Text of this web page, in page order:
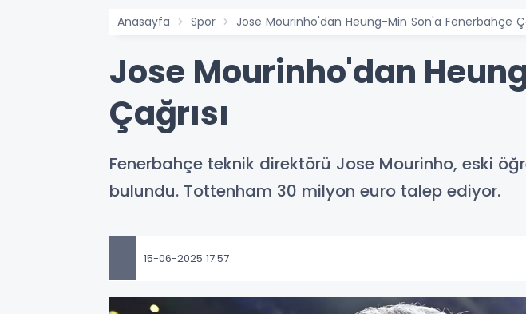
Anasayfa Spor Jose Mourinho'dan Heung-Min Son'a Fenerbahçe
Jose Mourinho'dan
Çağrısı
Fenerbahçe teknik direktörü Jose Mourinho, eski
bulundu. Tottenham 30 milyon euro talep ediyor.
15-06-2025 17:57